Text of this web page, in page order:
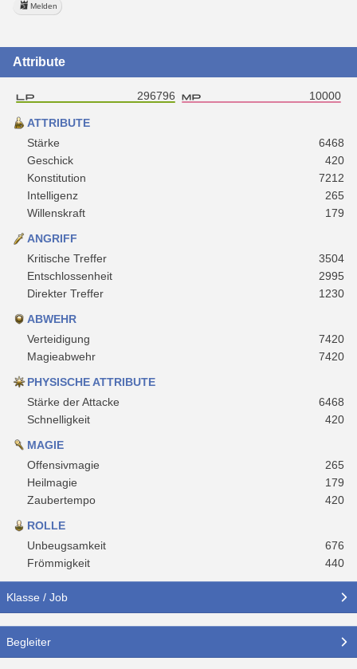
Melden
Attribute
296796 10000
ATTRIBUTE
Stärke
6468
Geschick
420
Konstitution
7212
Intelligenz
265
Willenskraft
179
ANGRIFF
Kritische Treffer
3504
Entschlossenheit
2995
Direkter Treffer
1230
ABWEHR
Verteidigung
7420
Magieabwehr
7420
PHYSISCHE ATTRIBUTE
Stärke der Attacke
6468
Schnelligkeit
420
MAGIE
Offensivmagie
265
Heilmagie
179
Zaubertempo
420
ROLLE
Unbeugsamkeit
676
Frömmigkeit
440
Klasse / Job
Begleiter